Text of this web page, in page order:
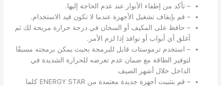
– تأكد من إطفاء الأنوار عند عدم الحاجة إليها.
– قم بإيقاف تشغيل الأجهزة عندما لا تكون قيد الاستخدام.
– حافظ على المكيف أو السخان في درجة حرارة مريحة لك ثم
أغلق أي أبواب أو نوافذ إذا لزم الأمر.
– استخدم ترموستات قابل للبرمجة بحيث يمكن برمجته مسبقًا
لتوفير الطاقة مع ضمان عدم تعرضه للحرارة الشديدة في
الداخل خلال أشهر الصيف
– قم بتثبيت أجهزة جديدة معتمدة من ENERGY STAR كلما